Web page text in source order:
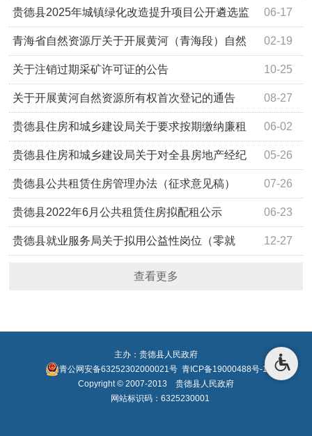
06-17
贵德县2025年城镇绿化改造提升项目公开遴选监
理单位的公告 02-19
青海省自然资源厅关于开展黄河（青海段）自然
资源确权首次登记公告 10-25
关于注销过期采矿许可证的公告
08-27
关于开展黄河自然资源所有权首次登记的通告
06-02
贵德县住房和城乡建设局关于要求按期缴纳廉租
房租金的通知 05-26
贵德县住房和城乡建设局关于对全县房地产经纪
机构备案资质及运行情况的公示 07-26
贵德县公共租赁住房管理办法（征求意见稿）
06-23
贵德县2022年6月公共租赁住房拟配租公示
12-27
贵德县就业服务局关于拟用公益性岗位（零就
查看更多
主办：贵德县人民政府
青公网安备63252302000021号 青ICP备19000488号-1
Copyright © 2007-2013 贵德县人民政府
网站标识码：6325230001